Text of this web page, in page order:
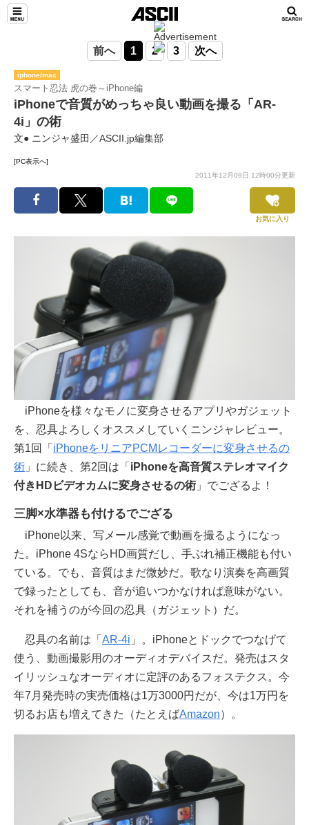
前へ 1 2 3 次へ
iphone/mac
スマート忍法 虎の巻～iPhone編
iPhoneで音質がめっちゃ良い動画を撮る「AR-
4i」の術
文● ニンジャ盛田／ASCII.jp編集部
[PC表示へ]
2011年12月09日 12時00分更新
お気に入り
iPhoneを様々なモノに変身させるアプリやガジェット
を、忍具よろしくオススメしていくニンジャレビュー。
第1回「 iPhoneをリニアPCMレコーダーに変身させるの
術 」に続き、第2回は「 iPhoneを高音質ステレオマイク
付きHDビデオカムに変身させるの術 」でござるよ！
三脚×水準器も付けるでござる
iPhone以来、写メール感覚で動画を撮るようになっ
た。iPhone 4SならHD画質だし、手ぶれ補正機能も付い
ている。でも、音質はまだ微妙だ。歌なり演奏を高画質
で録ったとしても、音が追いつかなければ意味がない。
それを補うのが今回の忍具（ガジェット）だ。
忍具の名前は「 AR-4i 」。iPhoneとドックでつなげて
使う、動画撮影用のオーディオデバイスだ。発売はスタ
イリッシュなオーディオに定評のあるフォステクス。今
年7月発売時の実売価格は1万3000円だが、今は1万円を
切るお店も増えてきた（たとえばAmazon）。